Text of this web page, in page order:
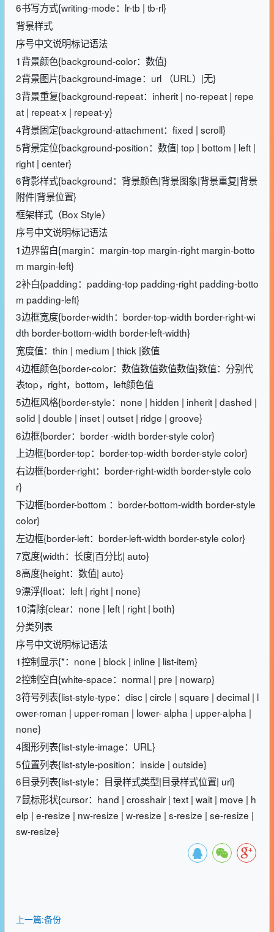
6书写方式{writing-mode：lr-tb | tb-rl}
背景样式
序号中文说明标记语法
1背景颜色{background-color：数值}
2背景图片{background-image：url （URL）|无}
3背景重复{background-repeat：inherit | no-repeat | repe
at | repeat-x | repeat-y}
4背景固定{background-attachment：fixed | scroll}
5背景定位{background-position：数值| top | bottom | left |
right | center}
6背影样式{background：背景颜色|背景图象|背景重复|背景
附件|背景位置}
框架样式（Box Style）
序号中文说明标记语法
1边界留白{margin：margin-top margin-right margin-botto
m margin-left}
2补白{padding：padding-top padding-right padding-botto
m padding-left}
3边框宽度{border-width：border-top-width border-right-wi
dth border-bottom-width border-left-width}
宽度值：thin | medium | thick |数值
4边框颜色{border-color：数值数值数值数值}数值：分别代
表top，right，bottom，left颜色值
5边框风格{border-style：none | hidden | inherit | dashed |
solid | double | inset | outset | ridge | groove}
6边框{border：border -width border-style color}
上边框{border-top：border-top-width border-style color}
右边框{border-right：border-right-width border-style colo
r}
下边框{border-bottom ：border-bottom-width border-style
color}
左边框{border-left：border-left-width border-style color}
7宽度{width：长度|百分比| auto}
8高度{height：数值| auto}
9漂浮{float：left | right | none}
10清除{clear：none | left | right | both}
分类列表
序号中文说明标记语法
1控制显示{*：none | block | inline | list-item}
2控制空白{white-space：normal | pre | nowarp}
3符号列表{list-style-type：disc | circle | square | decimal | l
ower-roman | upper-roman | lower- alpha | upper-alpha |
none}
4图形列表{list-style-image：URL}
5位置列表{list-style-position：inside | outside}
6目录列表{list-style：目录样式类型|目录样式位置| url}
7鼠标形状{cursor：hand | crosshair | text | wait | move | h
elp | e-resize | nw-resize | w-resize | s-resize | se-resize |
sw-resize}
上一篇:备份